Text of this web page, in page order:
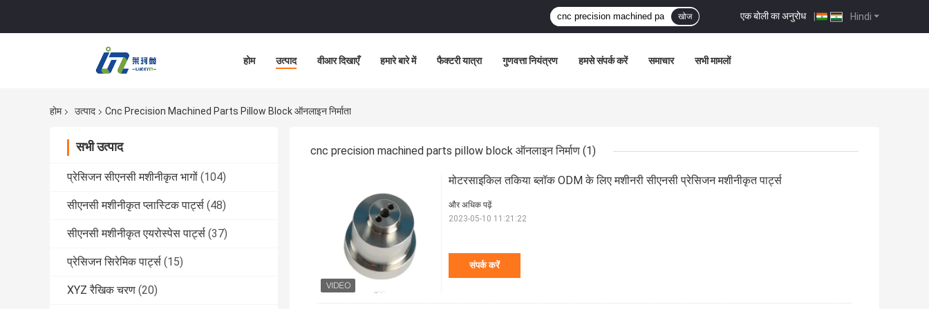
Hindi
एक बोली का अनुरोध |
खोज
होम उत्पाद वीआर दिखाएँ हमारे बारे में फैक्टरी यात्रा गुणवत्ता नियंत्रण हमसे संपर्क करें समाचार सभी मामलों
होम उत्पाद Cnc Precision Machined Parts Pillow Block ऑनलाइन निर्माता
सभी उत्पाद
प्रेसिजन सीएनसी मशीनीकृत भागों (104)
सीएनसी मशीनीकृत प्लास्टिक पार्ट्स (48)
सीएनसी मशीनीकृत एयरोस्पेस पार्ट्स (37)
प्रेसिजन सिरेमिक पार्ट्स (15)
XYZ रैखिक चरण (20)
cnc precision machined parts pillow block ऑनलाइन निर्माण (1)
मोटरसाइकिल तकिया ब्लॉक ODM के लिए मशीनरी सीएनसी प्रेसिजन मशीनीकृत पार्ट्स
संपर्क करें
और अधिक पढ़ें
2023-05-10 11:21:22